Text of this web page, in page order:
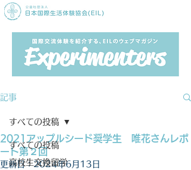
記事
すべての投稿
高校生交換留学
すべての投稿
2021アップルシード奨学生 唯花さんレポ
ート第２回
更新日：2024年6月13日